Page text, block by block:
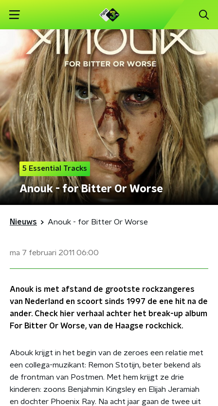
5 Essential Tracks
Anouk - for Bitter Or Worse
Nieuws Anouk - for Bitter Or Worse
ma 7 februari 2011 06:00
Anouk is met afstand de grootste rockzangeres
van Nederland en scoort sinds 1997 de ene hit na de
ander. Check hier verhaal achter het break-up album
For Bitter Or Worse, van de Haagse rockchick.
Abouk krijgt in het begin van de zeroes een relatie met
een collega-muzikant: Remon Stotijn, beter bekend als
de frontman van Postmen. Met hem krijgt ze drie
kinderen: zoons Benjahmin Kingsley en Elijah Jeramiah
en dochter Phoenix Ray. Na acht jaar gaan de twee uit